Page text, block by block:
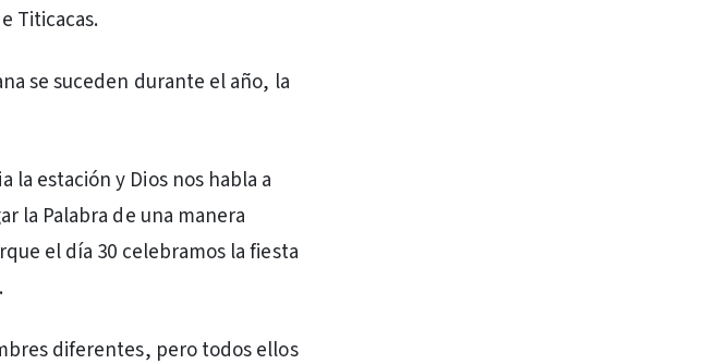
Titicacas.
se suceden durante el año, la
la estación y Dios nos habla a
la Palabra de una manera
el día 30 celebramos la fiesta
diferentes, pero todos ellos